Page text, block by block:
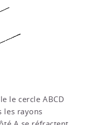
le cercle ABCD
les rayons